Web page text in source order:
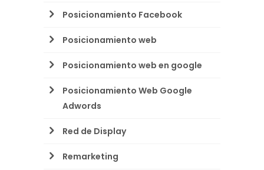
Posicionamiento Facebook
Posicionamiento web
Posicionamiento web en google
Posicionamiento Web Google
Adwords
Red de Display
Remarketing